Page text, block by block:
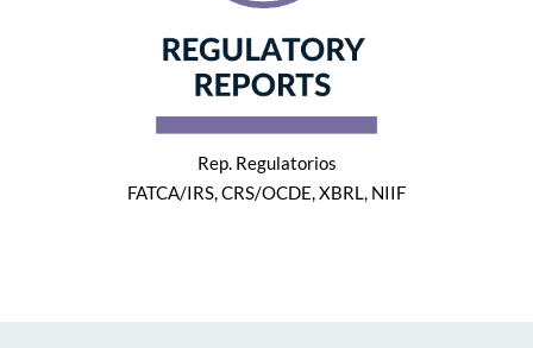
Rep. Regulatorios
FATCA/IRS, CRS/OCDE, XBRL, NIIF